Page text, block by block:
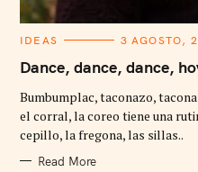
C
T
E
O
R
I
E
IDEAS 3 AGOSTO,
Dance, dance, dance,
Bumbumplac, taconazo,
el corral, la coreo tiene una
cepillo, la fregona, las sillas..
Read More